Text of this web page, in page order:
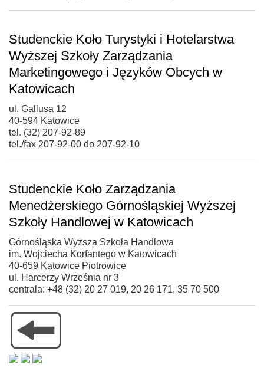
Studenckie Koło Turystyki i Hotelarstwa
Wyższej Szkoły Zarządzania
Marketingowego i Języków Obcych w
Katowicach
ul. Gallusa 12
40-594 Katowice
tel. (32) 207-92-89
tel./fax 207-92-00 do 207-92-10
Studenckie Koło Zarządzania
Menedżerskiego Górnośląskiej Wyższej
Szkoły Handlowej w Katowicach
Górnośląska Wyższa Szkoła Handlowa
im. Wojciecha Korfantego w Katowicach
40-659 Katowice Piotrowice
ul. Harcerzy Września nr 3
centrala: +48 (32) 20 27 019, 20 26 171, 35 70 500